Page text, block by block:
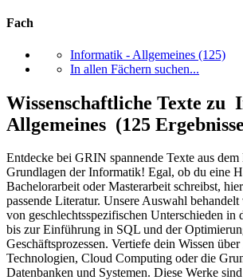
Fach
Informatik - Allgemeines (125)
In allen Fächern suchen...
Wissenschaftliche Texte zu
Allgemeines (125
Entdecke bei GRIN spannende Texte aus dem
Grundlagen der Informatik! Egal, ob du eine
Bachelorarbeit oder Masterarbeit schreibst,
passende Literatur. Unsere Auswahl
von geschlechtsspezifischen Unterschieden in
bis zur Einführung in SQL und der
Geschäftsprozessen. Vertiefe dein Wissen
Technologien, Cloud Computing oder die
Datenbanken und Systemen. Diese Werke